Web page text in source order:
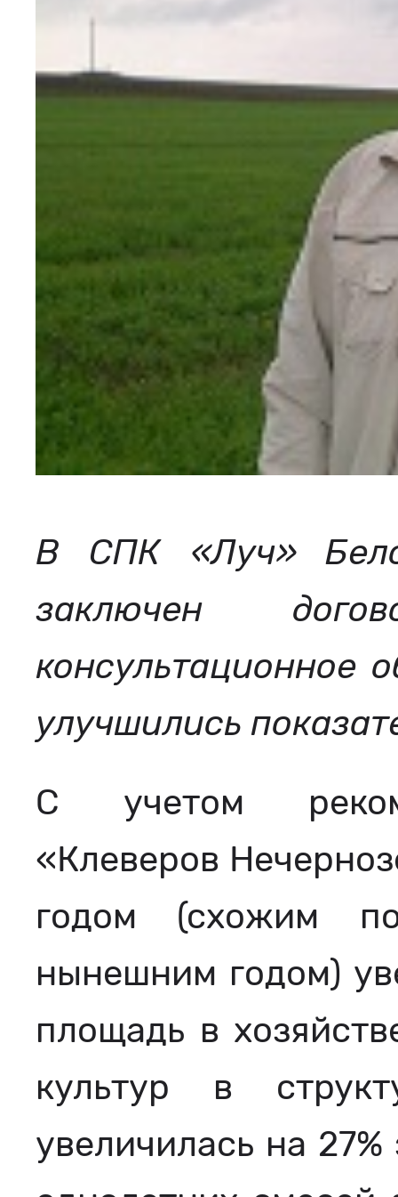
В СПК «Луч»
заключен
консультационное
улучшились
С учетом
«Клеверов
годом (схожим
нынешним годом)
площадь в
культур в
увеличилась на